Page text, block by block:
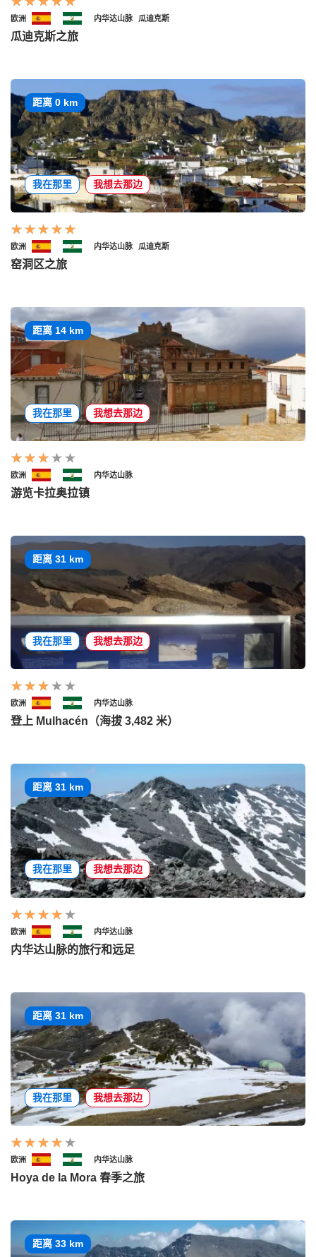
欧洲 内华达山脉 瓜迪克斯
瓜迪克斯之旅
距离 0 km
我在那里 我想去那边
欧洲 内华达山脉 瓜迪克斯
窑洞区之旅
距离 14 km
我在那里 我想去那边
欧洲 内华达山脉
游览卡拉奥拉镇
距离 31 km
我在那里 我想去那边
欧洲 内华达山脉
登上 Mulhacén（海拔 3,482 米）
距离 31 km
我在那里 我想去那边
欧洲 内华达山脉
内华达山脉的旅行和远足
距离 31 km
我在那里 我想去那边
欧洲 内华达山脉
Hoya de la Mora 春季之旅
距离 33 km